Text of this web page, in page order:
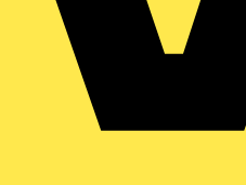
320 V, 10
5.08, Polzahl:
Box